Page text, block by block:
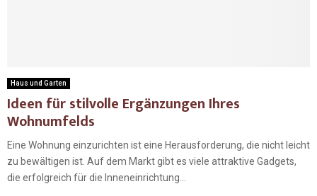
Haus und Garten
Ideen für stilvolle Ergänzungen Ihres
Wohnumfelds
Eine Wohnung einzurichten ist eine Herausforderung, die nicht leicht
zu bewältigen ist. Auf dem Markt gibt es viele attraktive Gadgets,
die erfolgreich für die Inneneinrichtung...